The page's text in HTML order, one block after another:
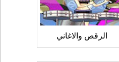
الرقص والاغاني